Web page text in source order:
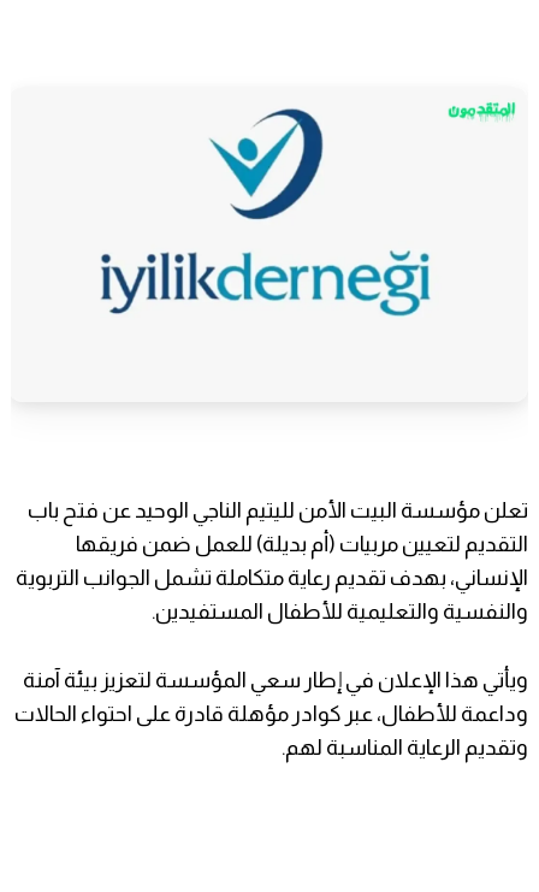
تعلن مؤسسة البيت الأمن لليتيم الناجي الوحيد عن فتح باب
التقديم لتعيين مربيات (أم بديلة) للعمل ضمن فريقها
الإنساني، بهدف تقديم رعاية متكاملة تشمل الجوانب التربوية
والنفسية والتعليمية للأطفال المستفيدين.
ويأتي هذا الإعلان في إطار سعي المؤسسة لتعزيز بيئة آمنة
وداعمة للأطفال، عبر كوادر مؤهلة قادرة على احتواء الحالات
وتقديم الرعاية المناسبة لهم.